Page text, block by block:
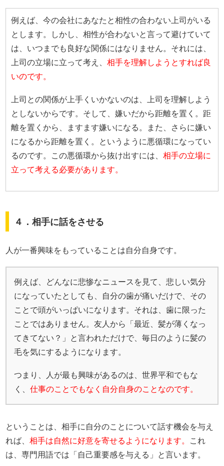
例えば、今の会社にあなたと相性の合わない上司がいる
とします。しかし、相性が合わないと言って避けていて
は、いつまでも良好な関係にはなりません。それには、
上司の立場に立って考え、相手を理解しようとすれば良
いのです。
上司との関係が上手くいかないのは、上司を理解しよう
としないからです。そして、嫌いだから距離を置く。距
離を置くから、ますます嫌いになる。また、さらに嫌い
になるから距離を置く。というように悪循環になってい
るのです。この悪循環から抜け出すには、相手の立場に
立って考える必要があります。
４．相手に話をさせる
人が一番興味をもっていることは自分自身です。
例えば、どんなに悲惨なニュースを見て、悲しい気分
になっていたとしても、自分の歯が痛いだけで、その
ことで頭がいっぱいになります。それは、歯に限った
ことではありません。友人から「最近、髪が薄くなっ
てきてない？」と言われただけで、毎日のように髪の
毛を気にするようになります。
つまり、人が最も興味があるのは、世界平和でもな
く、仕事のことでもなく自分自身のことなのです。
ということは、相手に自分のことについて話す機会を与え
れば、相手は自然に好意を寄せるようになります。
これ
は、専門用語では「自己重要感を与える」と言います。